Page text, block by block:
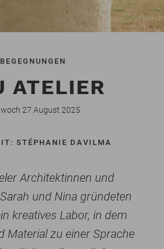
BEGEGNUNGEN
ATELIER
27 August 2025
STÉPHANIE DAVILMA
Architektinnen und
und Nina gründeten
kreatives Labor, in dem
Material zu einer Sprache